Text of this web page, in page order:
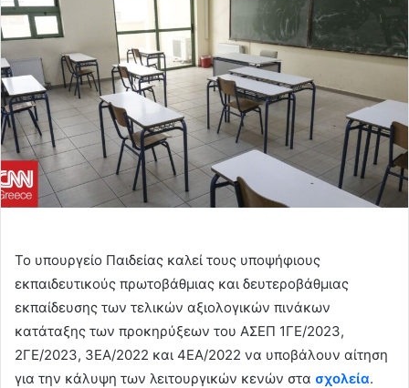
Το υπουργείο Παιδείας καλεί τους υποψήφιους
εκπαιδευτικούς πρωτοβάθμιας και δευτεροβάθμιας
εκπαίδευσης των τελικών αξιολογικών πινάκων
κατάταξης των προκηρύξεων του ΑΣΕΠ 1ΓΕ/2023,
2ΓΕ/2023, 3ΕΑ/2022 και 4ΕΑ/2022 να υποβάλουν αίτηση
για την κάλυψη των λειτουργικών κενών στα σχολεία.